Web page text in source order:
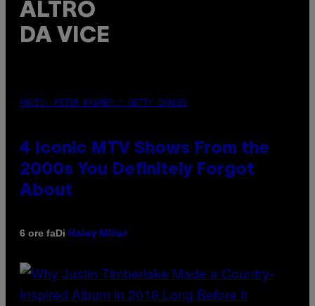
ALTRO
DA VICE
PHOTO: PETER KRAMER / GETTY IMAGES
4 Iconic MTV Shows From the
2000s You Definitely Forgot
About
6 ore faDi Haley Miller